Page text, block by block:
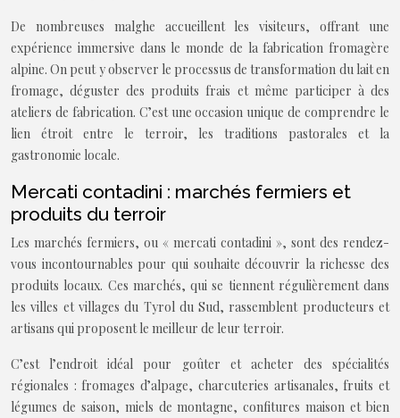
De nombreuses malghe accueillent les visiteurs, offrant une
expérience immersive dans le monde de la fabrication fromagère
alpine. On peut y observer le processus de transformation du lait en
fromage, déguster des produits frais et même participer à des
ateliers de fabrication. C’est une occasion unique de comprendre le
lien étroit entre le terroir, les traditions pastorales et la
gastronomie locale.
Mercati contadini : marchés fermiers et
produits du terroir
Les marchés fermiers, ou « mercati contadini », sont des rendez-
vous incontournables pour qui souhaite découvrir la richesse des
produits locaux. Ces marchés, qui se tiennent régulièrement dans
les villes et villages du Tyrol du Sud, rassemblent producteurs et
artisans qui proposent le meilleur de leur terroir.
C’est l’endroit idéal pour goûter et acheter des spécialités
régionales : fromages d’alpage, charcuteries artisanales, fruits et
légumes de saison, miels de montagne, confitures maison et bien